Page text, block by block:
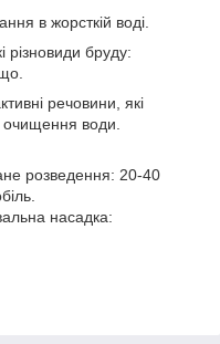
в жорсткій воді.
різновиди бруду:
речовини, які
очищення води.
розведення: 20-40
насадка: